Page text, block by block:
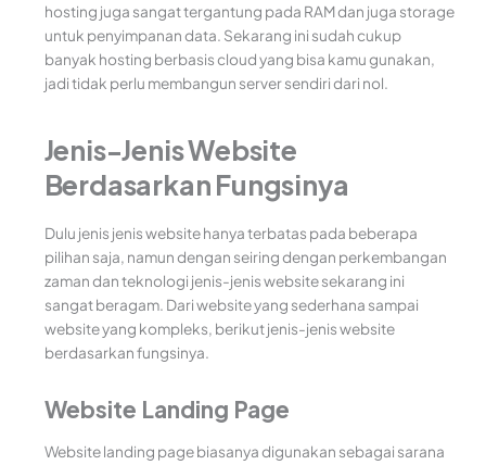
hosting juga sangat tergantung pada RAM dan juga storage
untuk penyimpanan data. Sekarang ini sudah cukup
banyak hosting berbasis cloud yang bisa kamu gunakan,
jadi tidak perlu membangun server sendiri dari nol.
Jenis-Jenis Website
Berdasarkan Fungsinya
Dulu jenis jenis website hanya terbatas pada beberapa
pilihan saja, namun dengan seiring dengan perkembangan
zaman dan teknologi jenis-jenis website sekarang ini
sangat beragam. Dari website yang sederhana sampai
website yang kompleks, berikut jenis-jenis website
berdasarkan fungsinya.
Website Landing Page
Website landing page biasanya digunakan sebagai sarana